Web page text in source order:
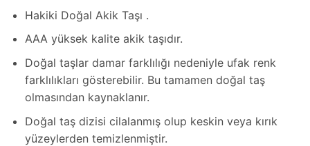
Hakiki Doğal Akik Taşı .
AAA yüksek kalite akik taşıdır.
Doğal taşlar damar farklılığı nedeniyle ufak renk
farklılıkları gösterebilir. Bu tamamen doğal taş
olmasından kaynaklanır.
Doğal taş dizisi cilalanmış olup keskin veya kırık
yüzeylerden temizlenmiştir.